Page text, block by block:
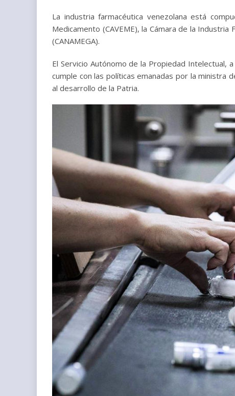
La industria farmacéutica venezolana está
Medicamento (CAVEME), la Cámara de la
(CANAMEGA).
El Servicio Autónomo de la Propiedad Intelectual,
cumple con las políticas emanadas por la ministra
al desarrollo de la Patria.